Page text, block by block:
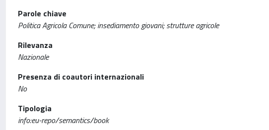
Parole chiave
Politica Agricola Comune; insediamento giovani; strutture agricole
Rilevanza
Nazionale
Presenza di coautori internazionali
No
Tipologia
info:eu-repo/semantics/book